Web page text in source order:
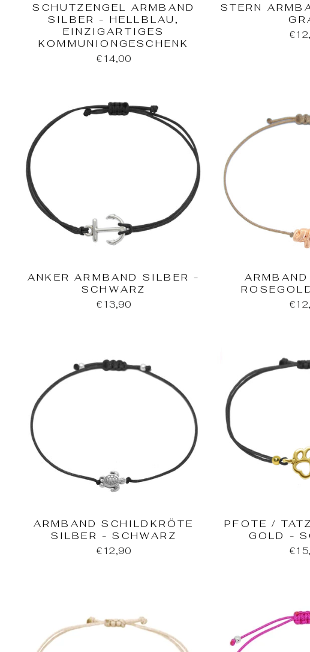
SCHUTZENGEL ARMBAND
SILBER - HELLBLAU,
EINZIGARTIGES
KOMMUNIONGESCHENK
€14,00
STERN
ANKER ARMBAND SILBER -
SCHWARZ
€13,90
ARMBAND SCHILDKRÖTE
SILBER - SCHWARZ
€12,90
PFOTE /
GOLD -